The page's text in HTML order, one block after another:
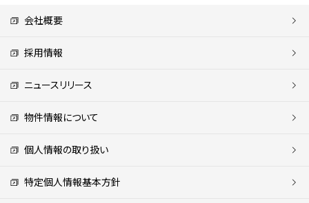
会社概要
採用情報
ニュースリリース
物件情報について
個人情報の取り扱い
特定個人情報基本方針